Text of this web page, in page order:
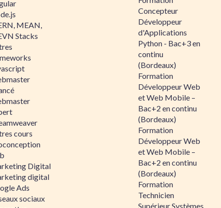
MEAN,
Stacks
cours
Digital
digital
Ads
sociaux
Concepteur
Développeur
d'Applications
Python - Bac+3 en
continu
(Bordeaux)
Formation
Développeur Web
et Web Mobile –
Bac+2 en continu
(Bordeaux)
Formation
Développeur Web
et Web Mobile –
Bac+2 en continu
(Bordeaux)
Formation
Technicien
Supérieur Systèmes